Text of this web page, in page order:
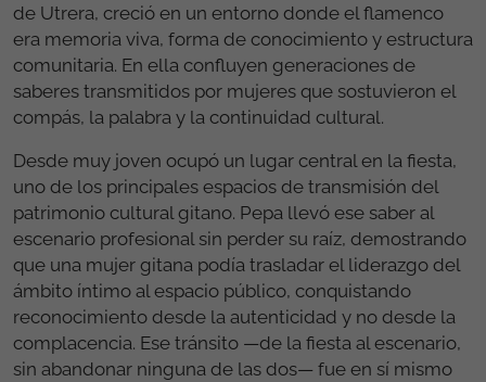
de Utrera, creció en un entorno donde el flamenco
era memoria viva, forma de conocimiento y estructura
comunitaria. En ella confluyen generaciones de
saberes transmitidos por mujeres que sostuvieron el
compás, la palabra y la continuidad cultural.
Desde muy joven ocupó un lugar central en la fiesta,
uno de los principales espacios de transmisión del
patrimonio cultural gitano. Pepa llevó ese saber al
escenario profesional sin perder su raíz, demostrando
que una mujer gitana podía trasladar el liderazgo del
ámbito íntimo al espacio público, conquistando
reconocimiento desde la autenticidad y no desde la
complacencia. Ese tránsito —de la fiesta al escenario,
sin abandonar ninguna de las dos— fue en sí mismo